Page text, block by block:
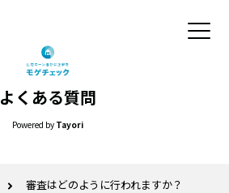
よくある質問
Powered by Tayori
審査はどのように行われますか？